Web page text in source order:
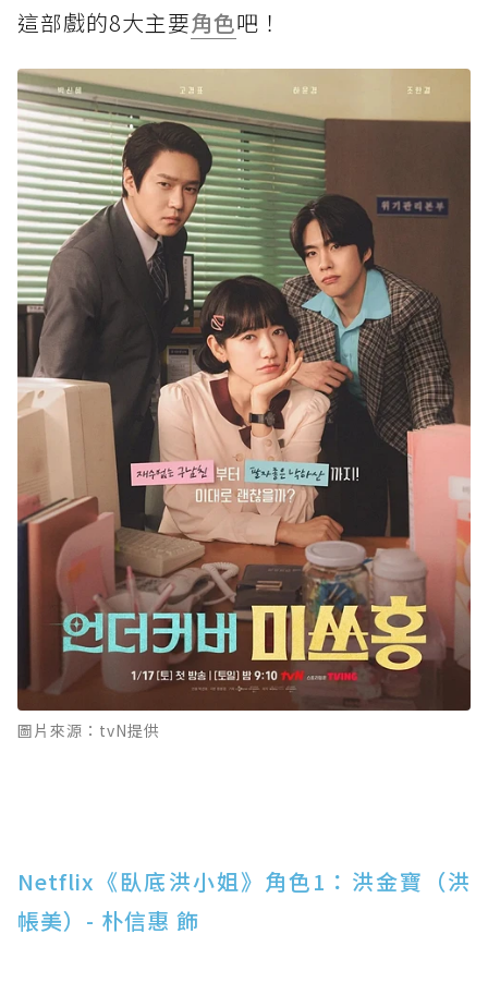
這部戲的8大主要角色吧！
圖片來源：tvN提供
Netflix《臥底洪小姐》角色1：洪金寶（洪
帳美）- 朴信惠 飾